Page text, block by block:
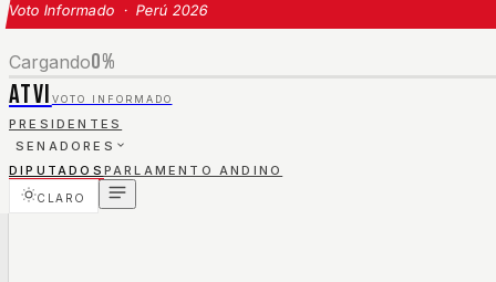
Voto Informado · Perú 2026
Cargando0%
ATVI VOTO INFORMADO
PRESIDENTES
SENADORES
DIPUTADOS PARLAMENTO ANDINO
CLARO